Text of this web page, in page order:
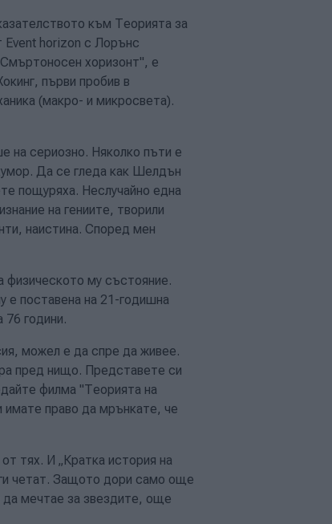
към Теорията за
Event horizon с Лорънс
хоризонт", е
първи пробив в
(макро- и микросвета).
на сериозно. Няколко пъти е
Да се гледа как Шелдън
пощуряха. Неслучайно една
на гениите, творили
наистина. Според мен
му състояние.
е поставена на 21-годишна
76 години.
можел е да спре да живее.
пред нищо. Представете си
филма "Теорията на
имате право да мрънкате, че
тях. И „Кратка история на
четат. Защото дори само още
да мечтае за звездите, още